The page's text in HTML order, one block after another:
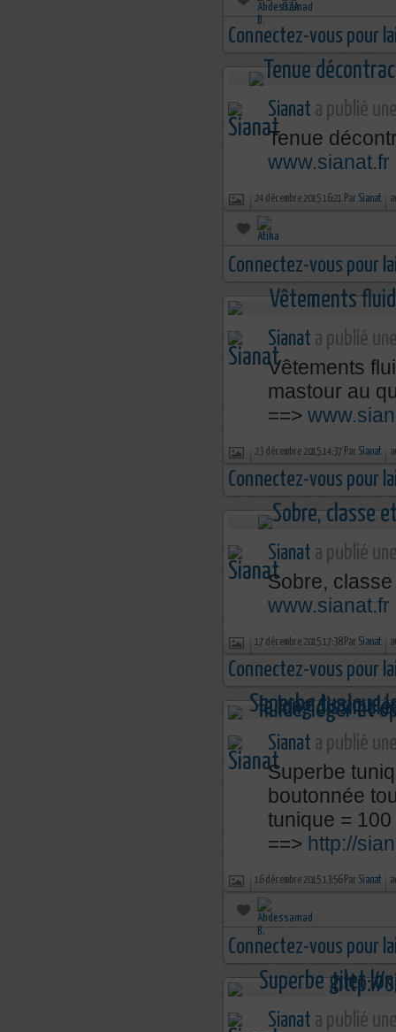
Connectez-vous pour
Sianat a publié
Tenue
www.sianat.fr
24 décembre 2015 16:21 Par Sianat
Connectez-vous pour
Sianat a publié
Vêtements
mastour au
==>
23 décembre 2015 14:37 Par Sianat
Connectez-vous pour
Sianat a publié
Sobre,
www.sianat.fr
17 décembre 2015 17:38 Par Sianat
Connectez-vous pour
Sianat a publié
Superbe
boutonnée
tunique =
==> http://
16 décembre 2015 13:56 Par Sianat
Connectez-vous pour
Sianat a publié